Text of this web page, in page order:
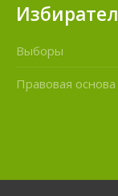
Выборы
Правовая основа